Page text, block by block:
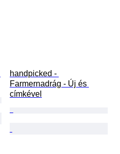
handpicked -
Farmernadrág - Új és
címkével